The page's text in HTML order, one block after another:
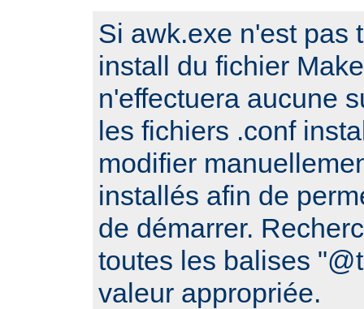
Si awk.exe n'est pas
install du fichier
n'effectuera aucune
les fichiers .conf
modifier
installés afin de
de démarrer.
toutes les balises
valeur appropriée.